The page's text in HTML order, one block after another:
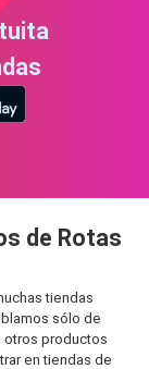
de Rotas
tiendas
sólo de
otros productos
en tiendas de